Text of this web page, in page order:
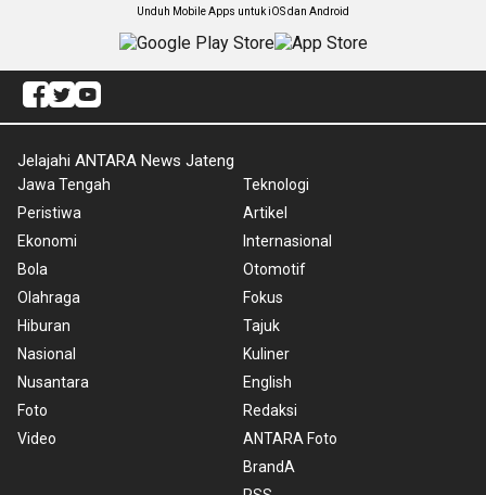
Unduh Mobile Apps untuk iOS dan Android
Jelajahi ANTARA News Jateng
Jawa Tengah
Peristiwa
Ekonomi
Bola
Olahraga
Hiburan
Nasional
Nusantara
Foto
Video
Teknologi
Artikel
Internasional
Otomotif
Fokus
Tajuk
Kuliner
English
Redaksi
ANTARA Foto
BrandA